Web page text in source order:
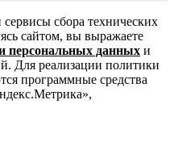
сбора технических
сайтом, вы выражаете
персональных данных и
Для реализации политики
программные средства